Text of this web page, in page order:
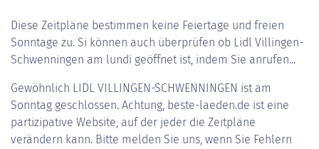
Diese Zeitpläne bestimmen keine Feiertage und freien
Sonntage zu. Si können auch überprüfen ob Lidl Villingen-
Schwenningen am lundi geöffnet ist, indem Sie anrufen...
Gewöhnlich LIDL VILLINGEN-SCHWENNINGEN ist am
Sonntag geschlossen. Achtung, beste-laeden.de ist eine
partizipative Website, auf der jeder die Zeitpläne
verändern kann. Bitte melden Sie uns, wenn Sie Fehlern